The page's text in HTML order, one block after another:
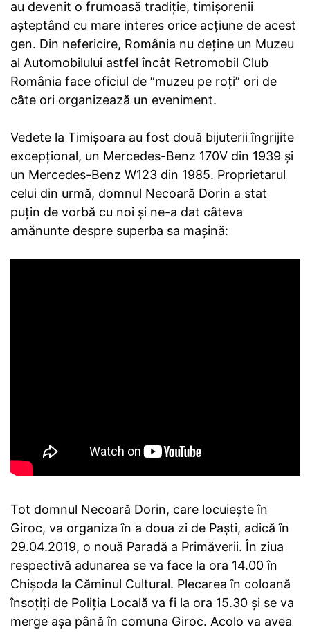
au devenit o frumoasă tradiţie, timișorenii
aşteptând cu mare interes orice acţiune de acest
gen. Din nefericire, România nu deține un Muzeu
al Automobilului astfel încât Retromobil Club
România face oficiul de “muzeu pe roți” ori de
câte ori organizează un eveniment.
Vedete la Timișoara au fost două bijuterii îngrijite
excepțional, un Mercedes-Benz 170V din 1939 și
un Mercedes-Benz W123 din 1985. Proprietarul
celui din urmă, domnul Necoară Dorin a stat
puțin de vorbă cu noi și ne-a dat câteva
amănunte despre superba sa mașină:
Tot domnul Necoară Dorin, care locuiește în
Giroc, va organiza în a doua zi de Paști, adică în
29.04.2019, o nouă Paradă a Primăverii. În ziua
respectivă adunarea se va face la ora 14.00 în
Chișoda la Căminul Cultural. Plecarea în coloană
însoțiți de Poliția Locală va fi la ora 15.30 și se va
merge așa până în comuna Giroc. Acolo va avea